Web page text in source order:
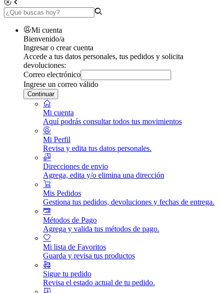
Mi cuenta
Bienvenido/a
Ingresar o crear cuenta
Accede a tus datos personales, tus pedidos y solicita
devoluciones:
Correo electrónico
Ingrese un correo válido
Continuar
Mi cuenta
Aquí podrás consultar todos tus movimientos
Mi Perfil
Revisa y edita tus datos personales.
Direcciones de envio
Agrega, edita y/o elimina una dirección
Mis Pedidos
Gestiona tus pedidos, devoluciones y fechas de entrega.
Métodos de Pago
Agrega y valida tus métodos de pago.
Mi lista de Favoritos
Guarda y revisa tus productos
Sigue tu pedido
Revisa el estado actual de tu pedido.